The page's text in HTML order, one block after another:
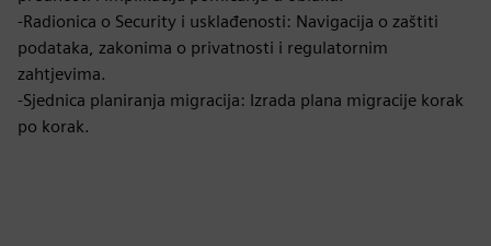
-Radionica o Security i usklađenosti: Navigacija o zaštiti
podataka, zakonima o privatnosti i regulatornim
zahtjevima.
-Sjednica planiranja migracija: Izrada plana migracije korak
po korak.